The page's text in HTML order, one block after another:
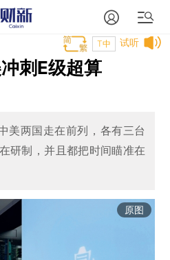
试听
T中
刺E级超算
美两国走在前列，各有三台
研制，并且都把时间瞄准在
原图